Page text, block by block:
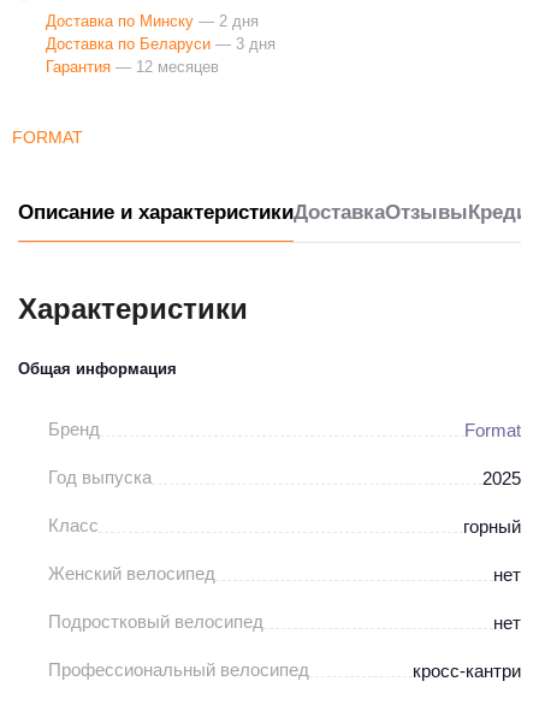
FORMAT
Доставка по Минску — 2 дня
Доставка по Беларуси — 3 дня
Гарантия — 12 месяцев
Описание и характеристикиДоставкаОтзывы
Характеристики
Общая информация
Бренд Format
Год выпуска 2025
Класс горный
Женский велосипед нет
Подростковый велосипед нет
Профессиональный велосипед кросс-кантри